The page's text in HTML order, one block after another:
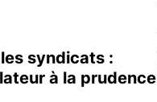
syndicats :
à la prudence